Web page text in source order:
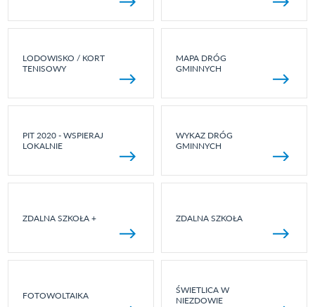
LODOWISKO / KORT
TENISOWY
MAPA DRÓG
GMINNYCH
PIT 2020 - WSPIERAJ
LOKALNIE
WYKAZ DRÓG
GMINNYCH
ZDALNA SZKOŁA + ZDALNA SZKOŁA
FOTOWOLTAIKA
ŚWIETLICA W
NIEZDOWIE